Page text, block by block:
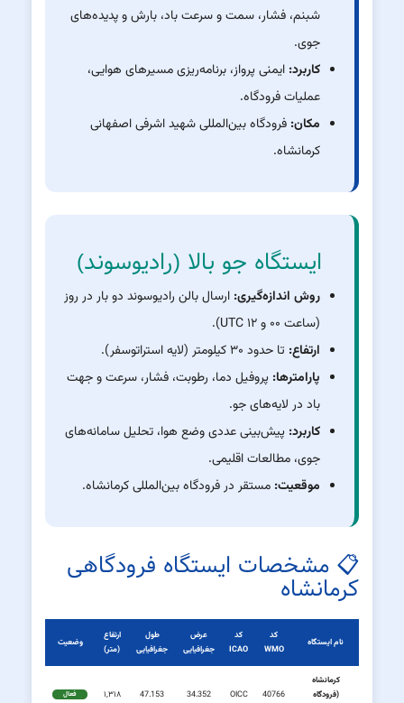
شبنم، فشار، سمت و سرعت باد، بارش و پدیده‌های
جوی.
کاربرد: ایمنی پرواز، برنامه‌ریزی مسیرهای هوایی،
عملیات فرودگاه.
مکان: فرودگاه بین‌المللی شهید اشرفی اصفهانی
کرمانشاه.
ایستگاه جو بالا (رادیوسوند)
روش اندازه‌گیری: ارسال بالن رادیوسوند دو بار در روز
(ساعت ۰۰ و ۱۲ UTC).
ارتفاع: تا حدود ۳۰ کیلومتر (لایه استراتوسفر).
پارامترها: پروفیل دما، رطوبت، فشار، سرعت و جهت
باد در لایه‌های جو.
کاربرد: پیش‌بینی عددی وضع هوا، تحلیل سامانه‌های
جوی، مطالعات اقلیمی.
موقعیت: مستقر در فرودگاه بین‌المللی کرمانشاه.
📋 مشخصات ایستگاه فرودگاهی
کرمانشاه
نام ایستگاه
کد
WMO
کد
ICAO
عرض
جغرافیایی
طول
جغرافیایی
ارتفاع
(متر)
وضعیت
کرمانشاه
(فرودگاه
40766
OICC
34.352
47.153 ۱,۳۱۸ فعال